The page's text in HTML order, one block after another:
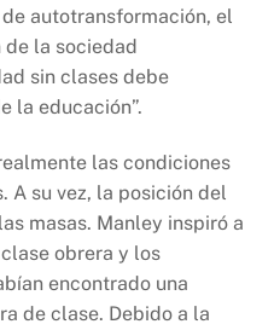
autotransformación, el
la sociedad
sin clases debe
la educación”.
las condiciones
A su vez, la posición del
masas. Manley inspiró a
obrera y los
encontrado una
de clase. Debido a la